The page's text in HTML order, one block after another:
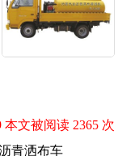
本文被阅读 2365 次
青洒布车